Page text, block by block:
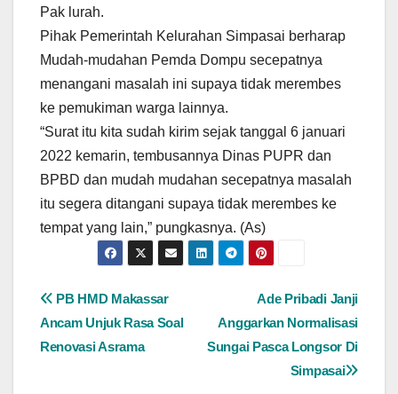
Pak lurah.
Pihak Pemerintah Kelurahan Simpasai berharap
Mudah-mudahan Pemda Dompu secepatnya
menangani masalah ini supaya tidak merembes
ke pemukiman warga lainnya.
“Surat itu kita sudah kirim sejak tanggal 6 januari
2022 kemarin, tembusannya Dinas PUPR dan
BPBD dan mudah mudahan secepatnya masalah
itu segera ditangani supaya tidak merembes ke
tempat yang lain,” pungkasnya. (As)
Navigasi
pos
Ade Pribadi Janji
Anggarkan Normalisasi
Sungai Pasca Longsor Di
Simpasai
PB HMD Makassar
Ancam Unjuk Rasa Soal
Renovasi Asrama